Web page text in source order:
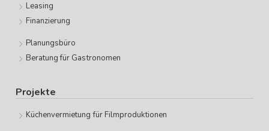
Leasing
Finanzierung
Planungsbüro
Beratung für Gastronomen
Projekte
Küchenvermietung für Filmproduktionen